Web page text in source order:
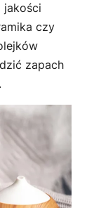
jakości
czy
zapach